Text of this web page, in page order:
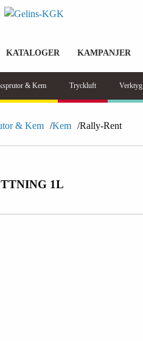
KATALOGER KAMPANJER
& Kem Tryckluft Verktyg
& Kem Kem Rally-Rent
1L